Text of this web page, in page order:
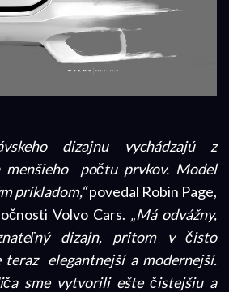
dizajnu vychádzajú z
menšieho počtu prvkov. Model
príkladom,“povedal Robin Page,
Volvo Cars. „Má odvážny,
dizajn, pritom v čisto
elegantnejší a modernejší.
sme vytvorili ešte čistejšiu a